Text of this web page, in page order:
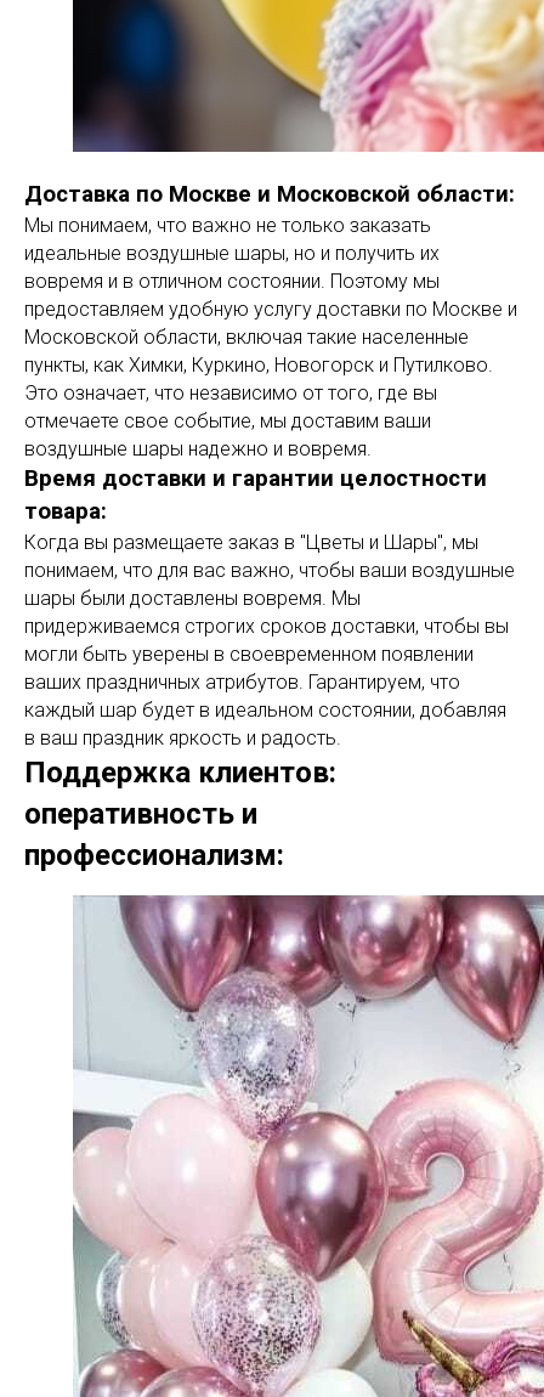
Доставка по Москве и Московской области:
Мы понимаем, что важно не только заказать
идеальные воздушные шары, но и получить их
вовремя и в отличном состоянии. Поэтому мы
предоставляем удобную услугу доставки по Москве и
Московской области, включая такие населенные
пункты, как Химки, Куркино, Новогорск и Путилково.
Это означает, что независимо от того, где вы
отмечаете свое событие, мы доставим ваши
воздушные шары надежно и вовремя.
Время доставки и гарантии целостности
товара:
Когда вы размещаете заказ в "Цветы и Шары", мы
понимаем, что для вас важно, чтобы ваши воздушные
шары были доставлены вовремя. Мы
придерживаемся строгих сроков доставки, чтобы вы
могли быть уверены в своевременном появлении
ваших праздничных атрибутов. Гарантируем, что
каждый шар будет в идеальном состоянии, добавляя
в ваш праздник яркость и радость.
Поддержка клиентов:
оперативность и
профессионализм: